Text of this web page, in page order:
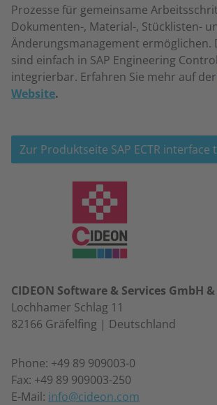
Prozesse für gemeinsame
Dokumenten-, Material-, Stücklisten-
Änderungsmanagement ermöglichen.
sind einfach in SAP Engineering
integrierbar. Erfahren Sie mehr auf der
Website.
Zur Produktseite SAP ECTR interface
CIDEON Software & Services GmbH &
Lochhamer Schlag 11
82166 Gräfelfing | Deutschland
Phone: +49 89 909003-0
Fax: +49 89 909003-250
E-Mail: info@cideon.com